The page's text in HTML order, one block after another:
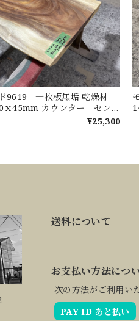
9619 一枚板無垢 乾燥材
ｘ45mm カウンター センタ
¥25,300
送料について
お支払い方法につ
次の方法がご利用い
PAY ID あと払い